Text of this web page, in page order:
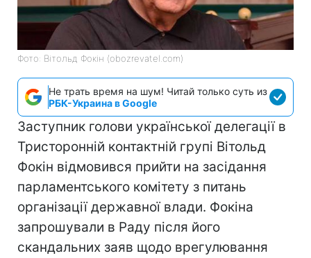
Фото: Вітольд Фокін (obozrevatel.com)
Не трать время на шум! Читай только суть из
РБК-Украина в Google
Заступник голови української делегації в
Тристоронній контактній групі Вітольд
Фокін відмовився прийти на засідання
парламентського комітету з питань
організації державної влади. Фокіна
запрошували в Раду після його
скандальних заяв щодо врегулювання